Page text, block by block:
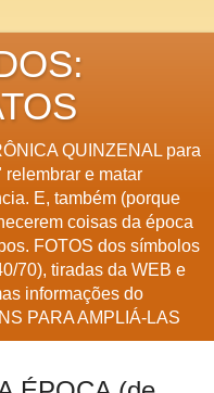
QUINZENAL para
e matar
E, também (porque
coisas da época
FOTOS dos símbolos
70), tiradas da WEB e
informações do
PARA AMPLIÁ-LAS